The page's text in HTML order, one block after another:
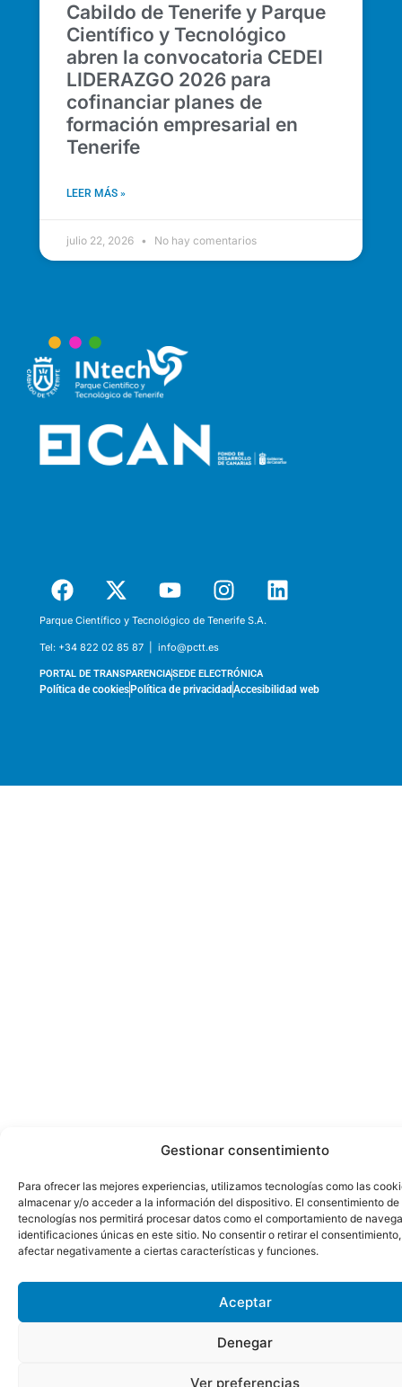
Gestionar consentimiento
Para ofrecer las mejores experiencias, utilizamos tecnologías como las
almacenar y/o acceder a la información del dispositivo. El consentimiento de
tecnologías nos permitirá procesar datos como el comportamiento de
identificaciones únicas en este sitio. No consentir o retirar el
afectar negativamente a ciertas características y funciones.
Aceptar
Denegar
Ver preferencias
Cabildo de Tenerife y Parque
Científico y Tecnológico
abren la convocatoria CEDEI
LIDERAZGO 2026 para
cofinanciar planes de
formación empresarial en
Tenerife
LEER MÁS »
julio 22, 2026 No hay comentarios
Parque Científico y Tecnológico de Tenerife S.A.
Tel: +34 822 02 85 87 | info@pctt.es
PORTAL DE TRANSPARENCIASEDE ELECTRÓNICA
Política de cookies Política de privacidad Accesibilidad web